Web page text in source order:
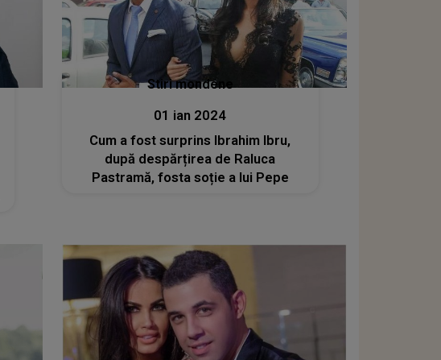
Stiri mondene
01 ian 2024
Cum a fost surprins Ibrahim Ibru,
după despărțirea de Raluca
Pastramă, fosta soție a lui Pepe